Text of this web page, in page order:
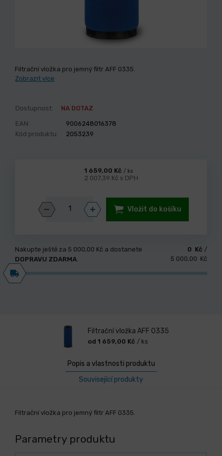
Filtrační vložka pro jemný filtr AFF 0335.
Zobrazit více
Dostupnost: NA DOTAZ
EAN:
9006248016378
Kód produktu:
2053239
1 659,00 Kč / ks
2 007,39 Kč s DPH
Vložit do košíku
Nakupte ještě za 5 000,00 Kč a dostanete
DOPRAVU ZDARMA.
0 Kč /
5 000,00 Kč
Filtrační vložka AFF 0335
od 1 659,00 Kč / ks
Popis a vlastnosti produktu
Související produkty
Filtrační vložka pro jemný filtr AFF 0335.
Parametry produktu